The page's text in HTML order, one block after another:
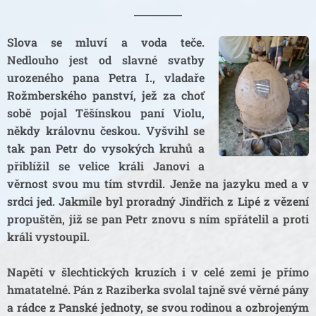
Slova se mluví a voda teče.
Nedlouho jest od slavné svatby
urozeného pana Petra I., vladaře
Rožmberského panství, jež za choť
sobě pojal Těšínskou paní Violu,
někdy královnu českou. Vyšvihl se
tak pan Petr do vysokých kruhů a
přiblížil se velice králi Janovi a
věrnost svou mu tím stvrdil. Jenže na jazyku med a v
srdci jed. Jakmile byl proradný Jindřich z Lipé z vězení
propuštěn, již se pan Petr znovu s ním spřátelil a proti
králi vystoupil.
Napětí v šlechtických kruzích i v celé zemi je přímo
hmatatelné. Pán z Raziberka svolal tajně své věrné pány
a rádce z Panské jednoty, se svou rodinou a ozbrojeným